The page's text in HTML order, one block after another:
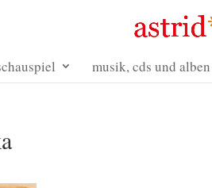
musik, cds und alben